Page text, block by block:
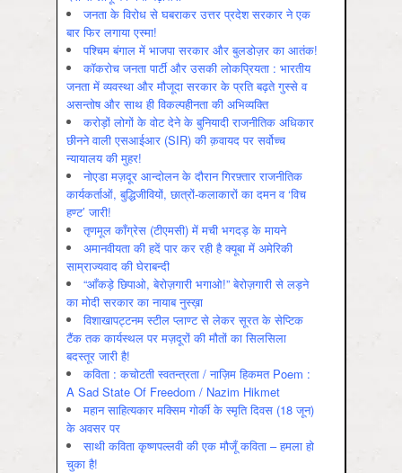
जनता के विरोध से घबराकर उत्तर प्रदेश सरकार ने एक
बार फिर लगाया एस्मा!
पश्चिम बंगाल में भाजपा सरकार और बुलडोज़र का आतंक!
कॉकरोच जनता पार्टी और उसकी लोकप्रियता : भारतीय
जनता में व्‍यवस्‍था और मौजूदा सरकार के प्रति बढ़ते गुस्‍से व
असन्‍तोष और साथ ही विकल्‍पहीनता की अभिव्‍यक्ति
करोड़ों लोगों के वोट देने के बुनियादी राजनीतिक अधिकार
छीनने वाली एसआईआर (SIR) की क़वायद पर सर्वोच्च
न्यायालय की मुहर!
नोएडा मज़दूर आन्दोलन के दौरान गिरफ़्तार राजनीतिक
कार्यकर्ताओं, बुद्धिजीवियों, छात्रों-कलाकारों का दमन व ‘विच
हण्ट’ जारी!
तृणमूल काँग्रेस (टीएमसी) में मची भगदड़ के मायने
अमानवीयता की हदें पार कर रही है क्यूबा में अमेरिकी
साम्राज्यवाद की घेराबन्दी
“आँकड़े छिपाओ, बेरोज़गारी भगाओ!” बेरोज़गारी से लड़ने
का मोदी सरकार का नायाब नुस्ख़ा
विशाखापट्टनम स्टील प्लाण्ट से लेकर सूरत के सेप्टिक
टैंक तक कार्यस्थल पर मज़दूरों की मौतों का सिलसिला
बदस्तूर जारी है!
कविता : कचोटती स्वतन्त्रता / नाज़िम हिकमत Poem :
A Sad State Of Freedom / Nazim Hikmet
महान साहित्यकार मक्सिम गोर्की के स्मृति दिवस (18 जून)
के अवसर पर
साथी कविता कृष्णपल्लवी की एक मौजूँ कविता – हमला हो
चुका है!